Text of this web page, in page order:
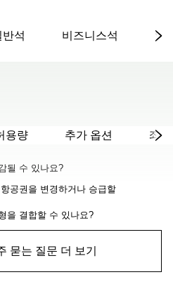
반석 비즈니스석 일
용량 추가 옵션 좌
될 수 있나요?
공권을 변경하거나 승급할
을 결합할 수 있나요?
묻는 질문 더 보기